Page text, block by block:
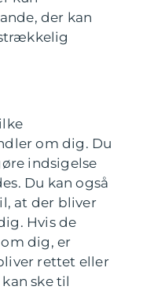
der kan
om dig. Du
indsigelse
Du kan også
at der bliver
Hvis de
dig, er
rettet eller
ske til